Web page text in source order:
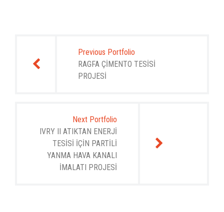
gezinmesiPrevious Portfolio
RAGFA ÇİMENTO TESİSİ
PROJESİ
Next Portfolio
IVRY II ATIKTAN ENERJİ
TESİSİ İÇİN PARTİLİ
YANMA HAVA KANALI
İMALATI PROJESİ